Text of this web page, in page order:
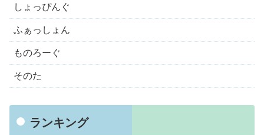
しょっぴんぐ
ふぁっしょん
ものろーぐ
そのた
ランキング